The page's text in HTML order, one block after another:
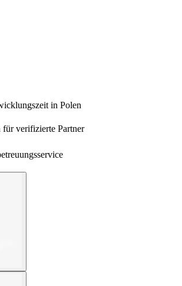
in Polen
für verifizierte Partner